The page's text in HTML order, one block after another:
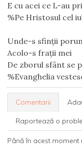
E cu acei ce L-au
%Pe Hristosul cel
Unde-s sfinții
Acolo-s frații mei
De zborul sfânt se
%Evanghelia
Comentarii
Raportează o
Până în acest